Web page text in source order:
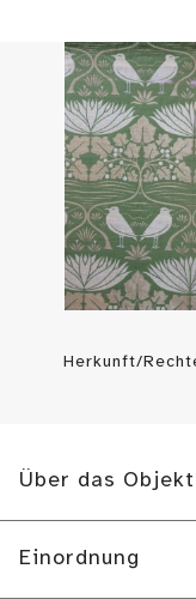
Herkunft/
Über das Objekt
Einordnung